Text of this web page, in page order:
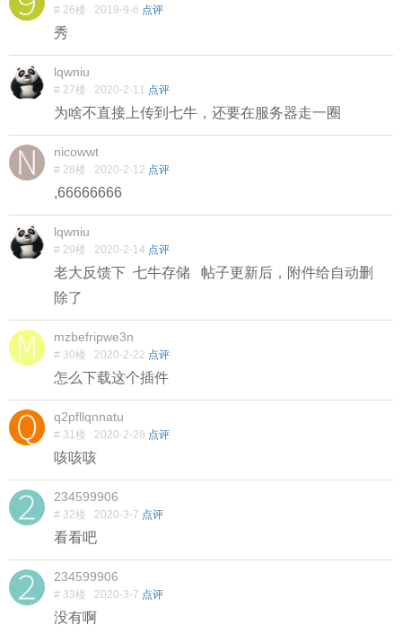
# 26楼 2019-9-6 点评
秀
lqwniu
# 27楼 2020-2-11 点评
为啥不直接上传到七牛，还要在服务器走一圈
nicowwt
# 28楼 2020-2-12 点评
,66666666
lqwniu
# 29楼 2020-2-14 点评
老大反馈下 七牛存储 帖子更新后，附件给自动删
除了
mzbefripwe3n
# 30楼 2020-2-22 点评
怎么下载这个插件
q2pfllqnnatu
# 31楼 2020-2-28 点评
咳咳咳
234599906
# 32楼 2020-3-7 点评
看看吧
234599906
# 33楼 2020-3-7 点评
没有啊